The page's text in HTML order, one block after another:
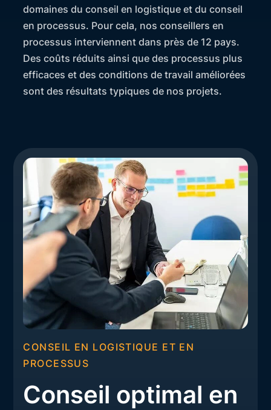
domaines du conseil en logistique et du conseil
en processus. Pour cela, nos conseillers en
processus interviennent dans près de 12 pays.
Des coûts réduits ainsi que des processus plus
efficaces et des conditions de travail améliorées
sont des résultats typiques de nos projets.
CONSEIL EN LOGISTIQUE ET EN
PROCESSUS
Conseil optimal en